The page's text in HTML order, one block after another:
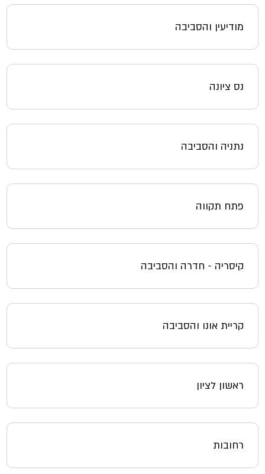
מודיעין והסביבה
נס ציונה
נתניה והסביבה
פתח תקווה
קיסריה - חדרה והסביבה
קריית אונו והסביבה
ראשון לציון
רחובות